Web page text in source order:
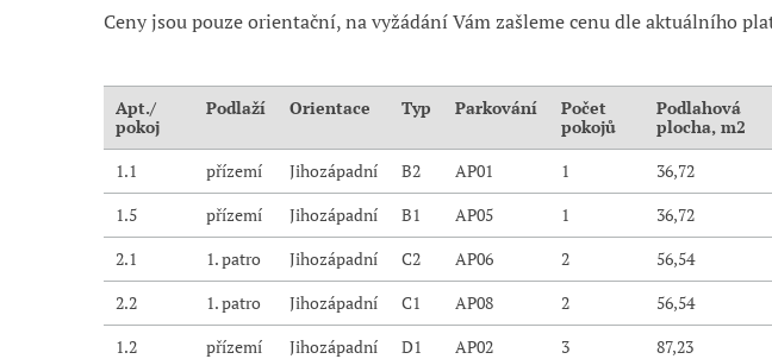
Ceny jsou pouze orientační, na vyžádání Vám zašleme cenu dle aktuálního
Apt./
pokoj
Podlaží Orientace Typ Parkování
Počet
pokojů
Podlahová
plocha, m2
1.1
přízemí Jihozápadní B2 AP01 1 36,72
1.5
přízemí Jihozápadní B1 AP05 1 36,72
2.1
1. patro Jihozápadní C2 AP06 2 56,54
2.2
1. patro Jihozápadní C1 AP08 2 56,54
1.2
přízemí Jihozápadní D1 AP02 3 87,23